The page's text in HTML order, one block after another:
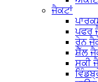
ਜੈਕਟਾਂ
ਪਫਰ
ਰੇਨ
ਸ਼ੈੱਲ
ਸਕੀ